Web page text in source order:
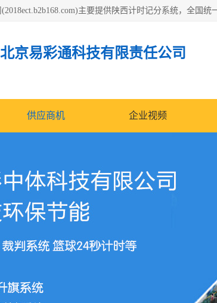
北京易彩通科技有限责任公司
供应商机 企业视频